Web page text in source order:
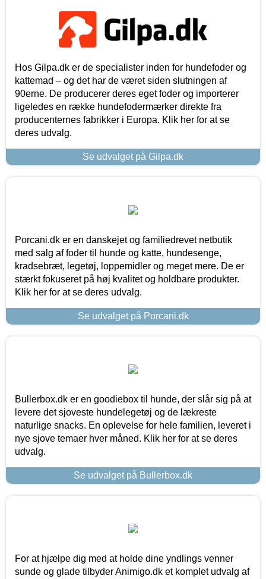
Hos Gilpa.dk er de specialister inden for hundefoder og
kattemad – og det har de været siden slutningen af
90erne. De producerer deres eget foder og importerer
ligeledes en række hundefodermærker direkte fra
producenternes fabrikker i Europa. Klik her for at se
deres udvalg.
Se udvalget på Gilpa.dk
Porcani.dk er en danskejet og familiedrevet netbutik
med salg af foder til hunde og katte, hundesenge,
kradsebræt, legetøj, loppemidler og meget mere. De er
stærkt fokuseret på høj kvalitet og holdbare produkter.
Klik her for at se deres udvalg.
Se udvalget på Porcani.dk
Bullerbox.dk er en goodiebox til hunde, der slår sig på at
levere det sjoveste hundelegetøj og de lækreste
naturlige snacks. En oplevelse for hele familien, leveret i
nye sjove temaer hver måned. Klik her for at se deres
udvalg.
Se udvalget på Bullerbox.dk
For at hjælpe dig med at holde dine yndlings venner
sunde og glade tilbyder Animigo.dk et komplet udvalg af